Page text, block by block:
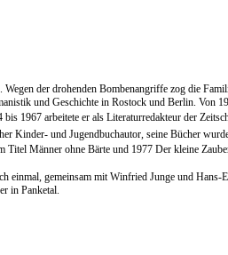
der drohenden Bombenangriffe zog die
und Geschichte in Rostock und Berlin. Von
1967 arbeitete er als Literaturredakteur der
Kinder- und Jugendbuchautor, seine Bücher
Männer ohne Bärte und 1977 Der kleine
gemeinsam mit Winfried Junge und Hans-
in Panketal.